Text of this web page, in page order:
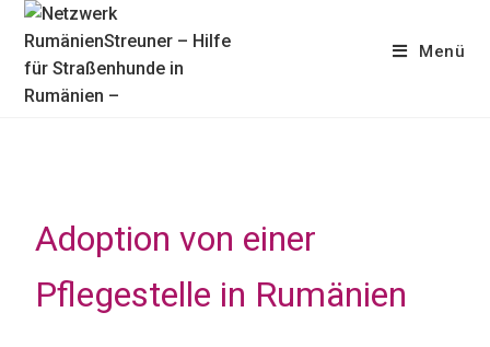
Menü
Adoption von einer
Pflegestelle in Rumänien